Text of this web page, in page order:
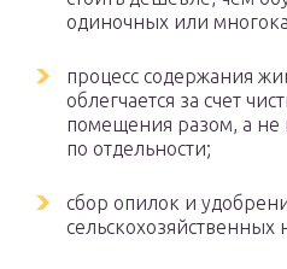
одиночных или
процесс содержания
облегчается за счет
помещения разом, а не
по отдельности;
сбор опилок и
сельскохозяйственных